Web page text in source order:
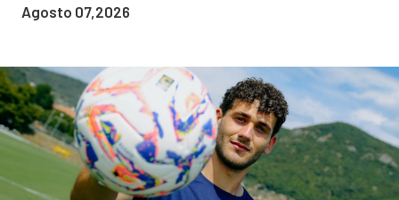
Agosto 07,2026